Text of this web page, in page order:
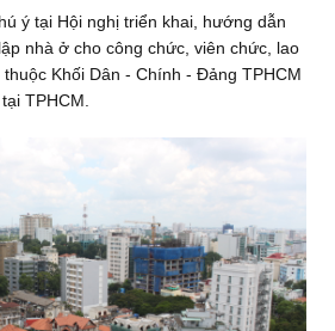
ý tại Hội nghị triển khai, hướng dẫn
nhà ở cho công chức, viên chức, lao
Khối Dân - Chính - Đảng TPHCM
TPHCM.